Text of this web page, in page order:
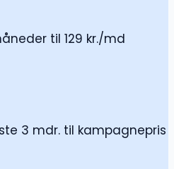
til 129 kr./md
3 mdr. til kampagnepris